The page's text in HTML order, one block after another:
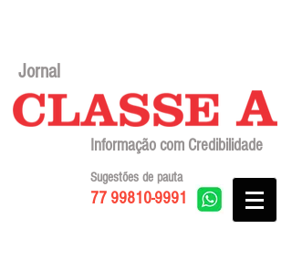
Jornal
Informação com Credibilidade
77 99810-9991
Sugestões de pauta